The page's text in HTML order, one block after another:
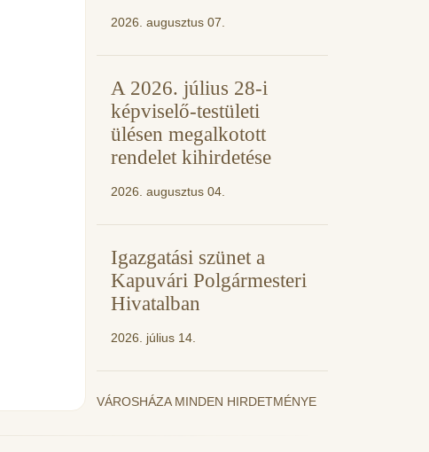
2026. augusztus 07.
A 2026. július 28-i
képviselő-testületi
ülésen megalkotott
rendelet kihirdetése
2026. augusztus 04.
Igazgatási szünet a
Kapuvári Polgármesteri
Hivatalban
2026. július 14.
VÁROSHÁZA MINDEN HIRDETMÉNYE